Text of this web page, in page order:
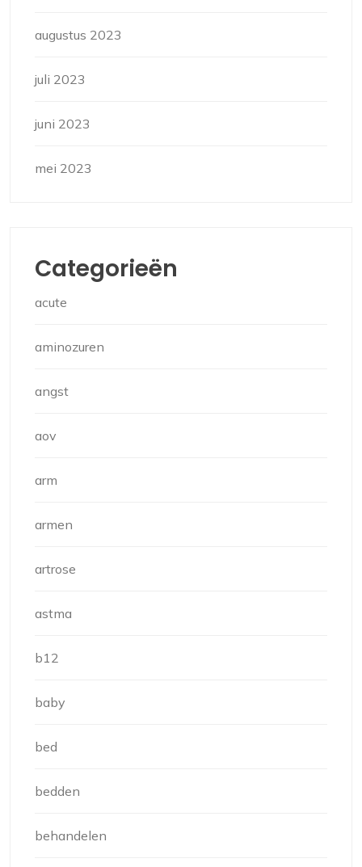
augustus 2023
juli 2023
juni 2023
mei 2023
Categorieën
acute
aminozuren
angst
aov
arm
armen
artrose
astma
b12
baby
bed
bedden
behandelen